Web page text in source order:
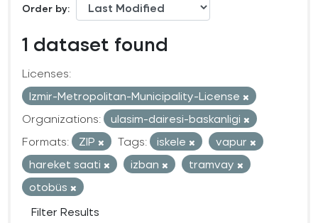
Order by
1 dataset found
Licenses:
Izmir-Metropolitan-Municipality-License
Organizations:
ulasim-dairesi-baskanligi
Formats:
ZIP Tags: iskele
vapur
hareket saati
izban
tramvay
otobüs
Filter Results